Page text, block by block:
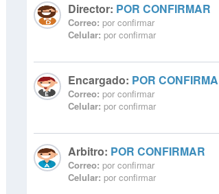
Director: POR CONFIRMAR
Correo:por confirmar
Celular:por confirmar
Encargado: POR
Correo:por confirmar
Celular:por confirmar
Arbitro: POR CONFIRMAR
Correo:por confirmar
Celular:por confirmar